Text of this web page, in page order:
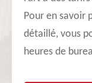
Pour en savoir
détaillé, vous
heures de